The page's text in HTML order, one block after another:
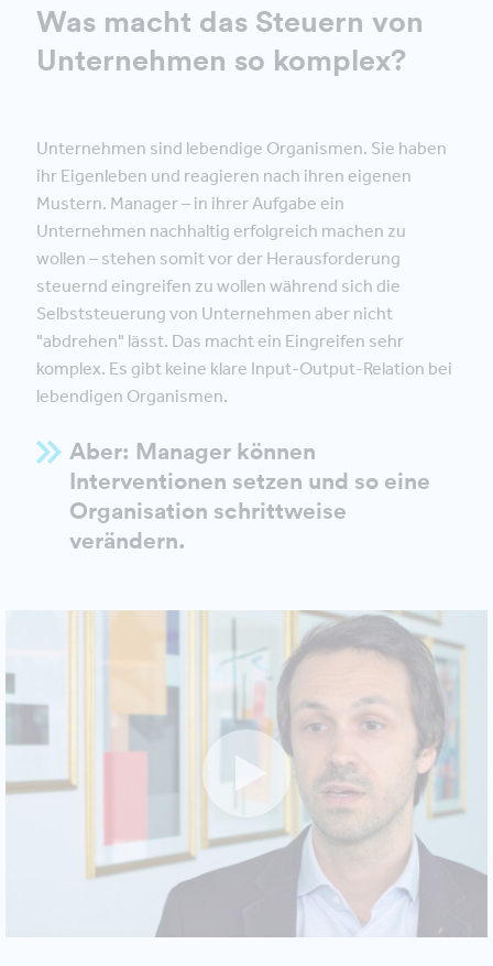
Was macht das Steuern von
Unternehmen so komplex?
Unternehmen sind lebendige Organismen. Sie haben
ihr Eigenleben und reagieren nach ihren eigenen
Mustern. Manager – in ihrer Aufgabe ein
Unternehmen nachhaltig erfolgreich machen zu
wollen – stehen somit vor der Herausforderung
steuernd eingreifen zu wollen während sich die
Selbststeuerung von Unternehmen aber nicht
"abdrehen" lässt. Das macht ein Eingreifen sehr
komplex. Es gibt keine klare Input-Output-Relation bei
lebendigen Organismen.
Aber: Manager können
Interventionen setzen und so eine
Organisation schrittweise
verändern.